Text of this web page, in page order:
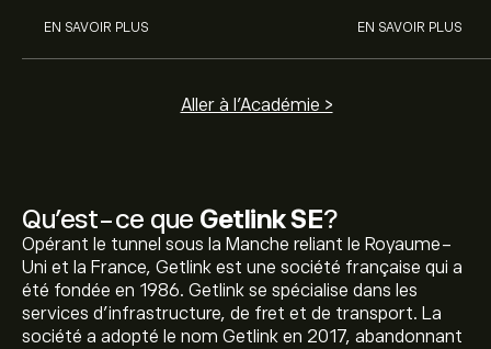
Qu’est-ce que Getlink SE?
Opérant le tunnel sous la Manche reliant le Royaume-
Uni et la France, Getlink est une société française qui a
été fondée en 1986. Getlink se spécialise dans les
services d'infrastructure, de fret et de transport. La
société a adopté le nom Getlink en 2017, abandonnant
EN SAVOIR PLUS EN SAVOIR PLUS
Aller à l'Académie >